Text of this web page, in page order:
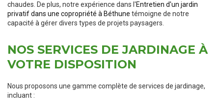
chaudes. De plus, notre expérience dans l'Entretien d'un jardin
privatif dans une copropriété à Béthune témoigne de notre
capacité à gérer divers types de projets paysagers.
NOS SERVICES DE JARDINAGE À
VOTRE DISPOSITION
Nous proposons une gamme complète de services de jardinage,
incluant :